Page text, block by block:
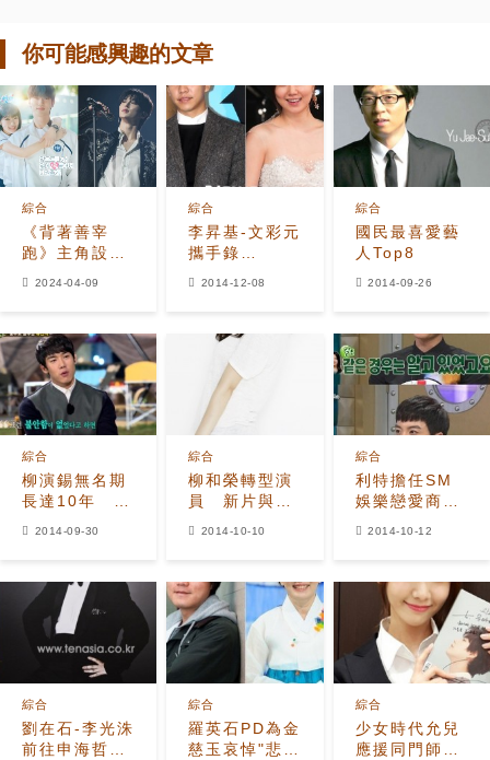
你可能感興趣的文章
《背著善宰
跑》主角設定
疑映射已故鐘
應：不可能有
意圖地設定
綜合
2024-04-09
李昇基-文彩元
攜手錄
《Running
綜合
2014-12-08
國民最喜愛藝
人Top8
綜合
2014-09-26
柳演錫無名期
長達10年 焦
慮李敏鎬、李
綜合
2014-09-30
柳和榮轉型演
員 新片與李
昇基合作
綜合
2014-10-10
利特擔任SM
娛樂戀愛商
談 為李昇基-
綜合
2014-10-12
劉在石-李光洙
前往申海哲靈
綜合
羅英石PD為金
慈玉哀悼"悲傷
綜合
少女時代允兒
應援同門師兄
綜合